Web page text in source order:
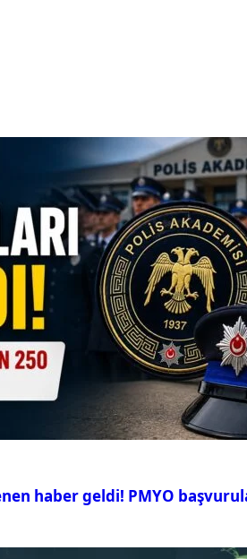
haber geldi! PMYO